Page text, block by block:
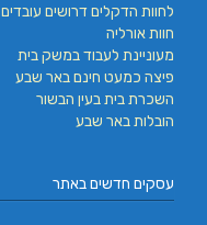
לחוות הדקלים דרושים עובדים
חוות אורליה
מעוניינת לעבוד במשק בית
פיצה כמעט חינם באר שבע
השכרת בית בעין הבשור
הובלות באר שבע
עסקים חדשים באתר